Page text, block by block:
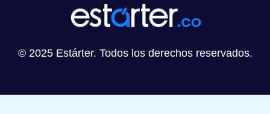
© 2025 Estárter. Todos los derechos reservados.